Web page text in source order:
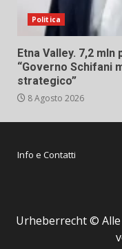
Politica
Etna Valley. 7,2
“Governo Schifani
strategico”
8 Agosto 2026
Info e Contatti
Urheberrecht ©